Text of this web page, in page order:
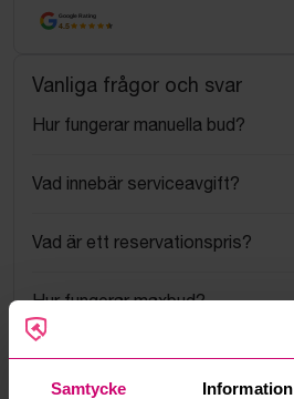
Samtycke Information
Google Rating
4.5
Vanliga frågor och svar
Hur fungerar manuella bud?
Vad innebär serviceavgift?
Vad är ett reservationspris?
Hur fungerar maxbud?
Hur fungerar budmotorn?